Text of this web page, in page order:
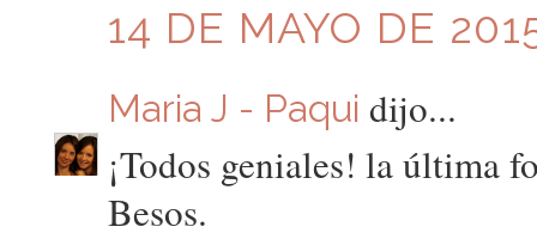
14 DE MAYO DE
Maria J - Paqui dijo...
¡Todos geniales! la última
Besos.